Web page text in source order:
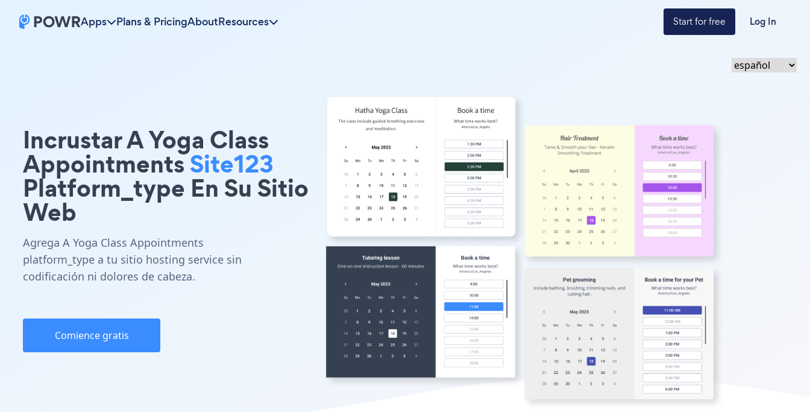
Apps Plans & PricingAboutResources Start for free Log In
Incrustar A Yoga Class
AppointmentsSite123
Platform_type En Su Sitio
Web
Agrega A Yoga Class Appointments
platform_type a tu sitio hosting service sin
codificación ni dolores de cabeza.
Comience gratis